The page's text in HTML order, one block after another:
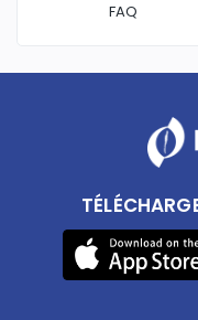
FAQ